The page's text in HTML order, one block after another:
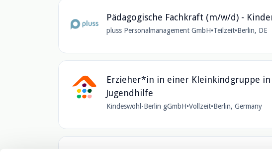
Pädagogische Fachkraft (m/w/d) -
pluss Personalmanagement GmbH•Teilzeit•Berlin, DE
Erzieher*in in einer Kleinkindgruppe
Jugendhilfe
Kindeswohl-Berlin gGmbH•Vollzeit•Berlin, Germany